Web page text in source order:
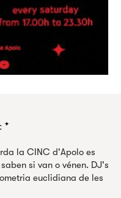
la CINC d'Apolo es
si van o vénen. DJ's
euclidiana de les